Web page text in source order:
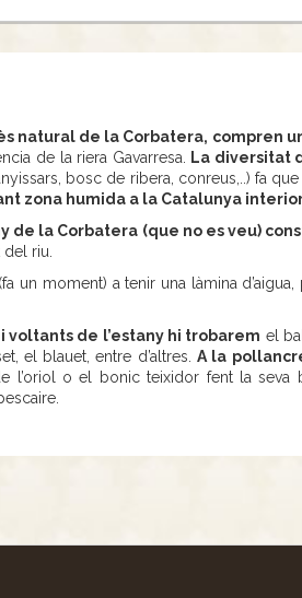
natural de la Corbatera, compren
de la riera Gavarresa.
La diversitat
bosc de ribera, conreus,..) fa
zona humida a la Catalunya
de la Corbatera (que no es veu)
riu.
un moment) a tenir una làmina
voltants de l’estany hi trobarem el
el blauet, entre d’altres. A la
l’oriol o el bonic teixidor fent la seva